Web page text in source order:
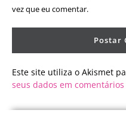
vez que eu comentar.
Este site utiliza o Akismet
seus dados em